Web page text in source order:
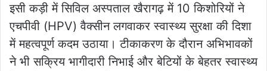
इसी कड़ी में सिविल अस्पताल खैरागढ़ में 10 किशोरियों ने
एचपीवी (HPV) वैक्सीन लगवाकर स्वास्थ्य सुरक्षा की दिशा
में महत्वपूर्ण कदम उठाया। टीकाकरण के दौरान अभिभावकों
ने भी सक्रिय भागीदारी निभाई और बेटियों के बेहतर स्वास्थ्य